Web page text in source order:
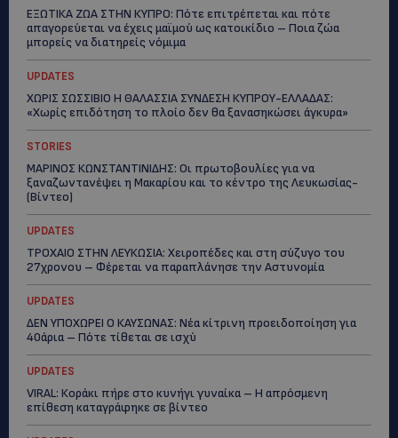
ΕΞΩΤΙΚΑ ΖΩΑ ΣΤΗΝ ΚΥΠΡΟ: Πότε επιτρέπεται και πότε
απαγορεύεται να έχεις μαϊμού ως κατοικίδιο – Ποια ζώα
μπορείς να διατηρείς νόμιμα
UPDATES
ΧΩΡΙΣ ΣΩΣΣΙΒΙΟ Η ΘΑΛΑΣΣΙΑ ΣΥΝΔΕΣΗ ΚΥΠΡΟΥ-ΕΛΛΑΔΑΣ:
«Χωρίς επιδότηση το πλοίο δεν θα ξανασηκώσει άγκυρα»
STORIES
ΜΑΡΙΝΟΣ ΚΩΝΣΤΑΝΤΙΝΙΔΗΣ: Οι πρωτοβουλίες για να
ξαναζωντανέψει η Μακαρίου και το κέντρο της Λευκωσίας-
(Βίντεο)
UPDATES
ΤΡΟΧΑΙΟ ΣΤΗΝ ΛΕΥΚΩΣΙΑ: Χειροπέδες και στη σύζυγο του
27χρονου – Φέρεται να παραπλάνησε την Αστυνομία
UPDATES
ΔΕΝ ΥΠΟΧΩΡΕΙ Ο ΚΑΥΣΩΝΑΣ: Νέα κίτρινη προειδοποίηση για
40άρια – Πότε τίθεται σε ισχύ
UPDATES
VIRAL: Κοράκι πήρε στο κυνήγι γυναίκα – Η απρόσμενη
επίθεση καταγράφηκε σε βίντεο